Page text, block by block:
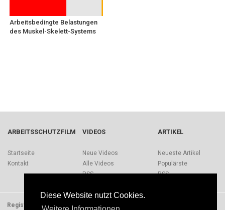
Diese Website nutzt Cookies.
Arbeitsbedingte Belastungen
des Muskel-Skelett-Systems
ARBEITSSCHUTZFILM
Startseite
Kontakt
VIDEOS
Neue Videos
Alle Videos
RSS
ARTIKEL
Neueste Artikel
Populärste
RSS
Registrieren Impressum Quellen